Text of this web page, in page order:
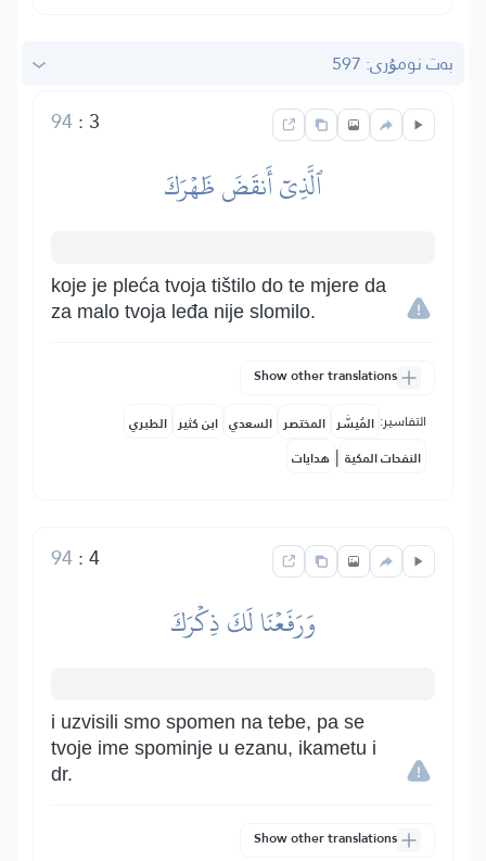
بەت نومۇرى: 597
3
:
94
ٱلَّذِيٓ أَنقَضَ ظَهۡرَكَ
koje je pleća tvoja tištilo do te mjere da
za malo tvoja leđa nije slomilo.
Show other translations
التفاسير: المُيسَّر المختصر السعدي ابن كثير الطبري
النفحات المكية | هدايات
4
:
94
وَرَفَعۡنَا لَكَ ذِكۡرَكَ
i uzvisili smo spomen na tebe, pa se
tvoje ime spominje u ezanu, ikametu i
dr.
Show other translations